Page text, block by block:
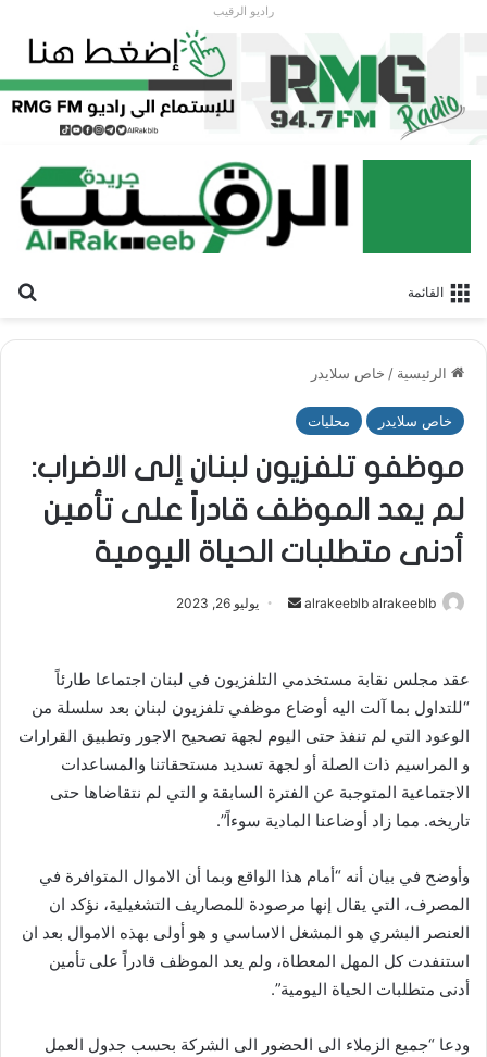
راديو الرقيب
القائمة
الرئيسية / خاص سلايدر
خاص سلايدر محليات
موظفو تلفزيون لبنان إلى الاضراب:
لم يعد الموظف قادراً على تأمين
أدنى متطلبات الحياة اليومية
alrakeeblb alrakeeblb
ل
ب
ر
ي
ا
ت
ر
و
ن
ا
يوليو 26, 2023
عقد مجلس نقابة مستخدمي التلفزيون في لبنان اجتماعا طارئاً
“للتداول بما آلت اليه أوضاع موظفي تلفزيون لبنان بعد سلسلة من
الوعود التي لم تنفذ حتى اليوم لجهة تصحيح الاجور وتطبيق القرارات
و المراسيم ذات الصلة أو لجهة تسديد مستحقاتنا والمساعدات
الاجتماعية المتوجبة عن الفترة السابقة و التي لم نتقاضاها حتى
تاريخه. مما زاد أوضاعنا المادية سوءاً”.
وأوضح في بيان أنه “أمام هذا الواقع وبما أن الاموال المتوافرة في
المصرف، التي يقال إنها مرصودة للمصاريف التشغيلية، نؤكد ان
العنصر البشري هو المشغل الاساسي و هو أولى بهذه الاموال بعد ان
استنفدت كل المهل المعطاة، ولم يعد الموظف قادراً على تأمين
أدنى متطلبات الحياة اليومية”.
ودعا “جميع الزملاء الى الحضور الى الشركة بحسب جدول العمل